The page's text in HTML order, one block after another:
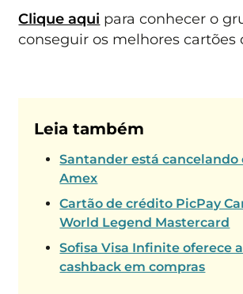
Clique aqui para conhecer o
conseguir os melhores cartões
Leia também
Santander está cancelando
Amex
Cartão de crédito PicPay
World Legend Mastercard
Sofisa Visa Infinite oferece
cashback em compras